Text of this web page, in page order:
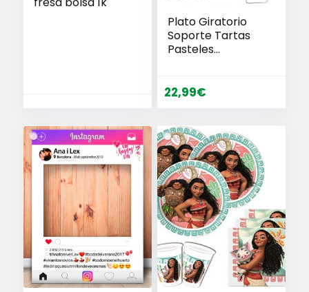
Plato Giratorio
Soporte Tartas
Pasteles
22,99€